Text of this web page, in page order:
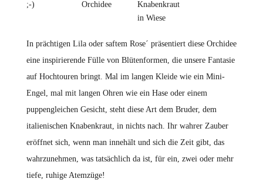
;-)
Orchidee
Knabenkraut
in Wiese
In prächtigen Lila oder saftem Rose´ präsentiert diese Orchidee
eine inspirierende Fülle von Blütenformen, die unsere Fantasie
auf Hochtouren bringt. Mal im langen Kleide wie ein Mini-
Engel, mal mit langen Ohren wie ein Hase oder einem
puppengleichen Gesicht, steht diese Art dem Bruder, dem
italienischen Knabenkraut, in nichts nach. Ihr wahrer Zauber
eröffnet sich, wenn man innehält und sich die Zeit gibt, das
wahrzunehmen, was tatsächlich da ist, für ein, zwei oder mehr
tiefe, ruhige Atemzüge!